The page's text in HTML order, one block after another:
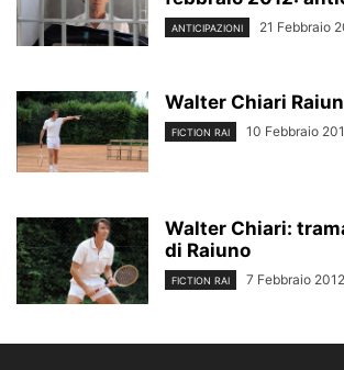
ANTICIPAZIONI 21 Febbraio
Walter Chiari
FICTION RAI 10 Febbraio
Walter Chiari:
di Raiuno
FICTION RAI 7 Febbraio 2012